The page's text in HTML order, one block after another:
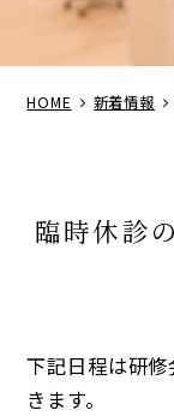
HOME 新着情報
臨時休診
下記日程は研
きます。